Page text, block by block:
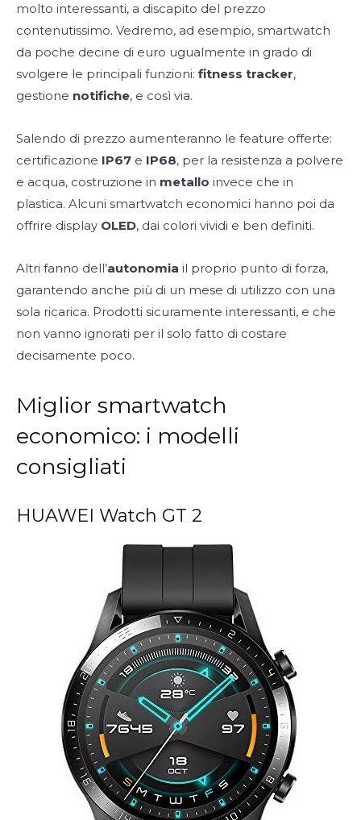
molto interessanti, a discapito del prezzo
contenutissimo. Vedremo, ad esempio, smartwatch
da poche decine di euro ugualmente in grado di
svolgere le principali funzioni: fitness tracker,
gestione notifiche, e così via.
Salendo di prezzo aumenteranno le feature offerte:
certificazione IP67 e IP68, per la resistenza a polvere
e acqua, costruzione in metallo invece che in
plastica. Alcuni smartwatch economici hanno poi da
offrire display OLED, dai colori vividi e ben definiti.
Altri fanno dell’autonomia il proprio punto di forza,
garantendo anche più di un mese di utilizzo con una
sola ricarica. Prodotti sicuramente interessanti, e che
non vanno ignorati per il solo fatto di costare
decisamente poco.
Miglior smartwatch
economico: i modelli
consigliati
HUAWEI Watch GT 2